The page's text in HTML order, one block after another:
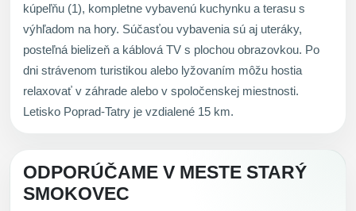
kúpeľňu (1), kompletne vybavenú kuchynku a terasu s
výhľadom na hory. Súčasťou vybavenia sú aj uteráky,
posteľná bielizeň a káblová TV s plochou obrazovkou. Po
dni strávenom turistikou alebo lyžovaním môžu hostia
relaxovať v záhrade alebo v spoločenskej miestnosti.
Letisko Poprad-Tatry je vzdialené 15 km.
ODPORÚČAME V MESTE STARÝ
SMOKOVEC